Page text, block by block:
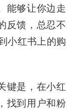
能够让你边走
反馈，总忍不
小红书上的购
键是，在小红
找到用户和粉